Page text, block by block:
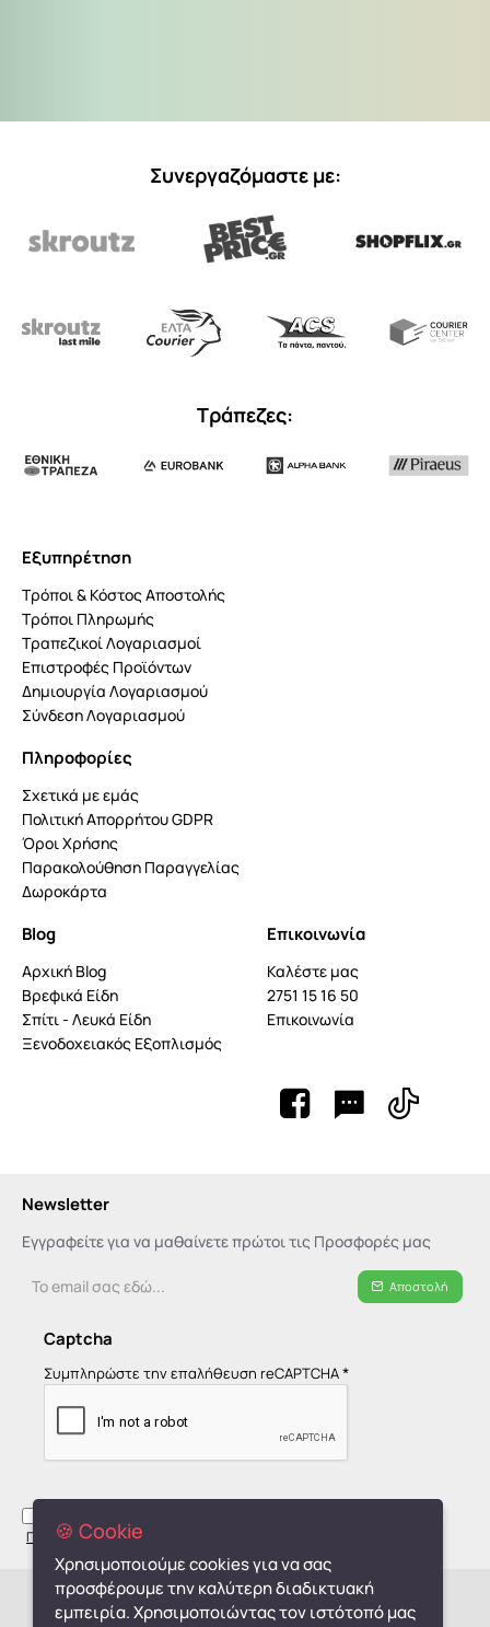
Συνεργαζόμαστε με:
Τράπεζες:
Εξυπηρέτηση
Τρόποι & Κόστος Αποστολής
Τρόποι Πληρωμής
Τραπεζικοί Λογαριασμοί
Επιστροφές Προϊόντων
Δημιουργία Λογαριασμού
Σύνδεση Λογαριασμού
Πληροφορίες
Σχετικά με εμάς
Πολιτική Απορρήτου GDPR
Όροι Χρήσης
Παρακολούθηση Παραγγελίας
Δωροκάρτα
Blog
Αρχική Blog
Βρεφικά Είδη
Σπίτι - Λευκά Είδη
Ξενοδοχειακός Εξοπλισμός
Επικοινωνία
Καλέστε μας
2751 15 16 50
Επικοινωνία
Newsletter
Εγγραφείτε για να μαθαίνετε πρώτοι τις Προσφορές μας
email
εδώ...
Αποστολή
Captcha
Συμπληρώστε την επαλήθευση reCAPTCHA
Πολιτική Απορρήτου - GDPR
Copyright © 2019-2026, monpetit.gr
🍪 Cookie
Χρησιμοποιούμε cookies για να σας
προσφέρουμε την καλύτερη διαδικτυακή
εμπειρία. Χρησιμοποιώντας τον ιστότοπό μας